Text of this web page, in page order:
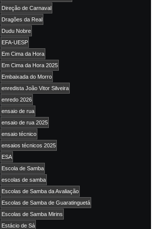
Direção de Carnaval
Dragões da Real
Dudu Nobre
EFA-UESP
Em Cima da Hora
Em Cima da Hora 2025
Embaixada do Morro
enredista João Vitor Silveira
enredo 2026
ensaio de rua
ensaio de rua 2025
ensaio técnico
ensaios técnicos 2025
ESA
Escola de Samba
escolas de samba
Escolas de Samba da Avaliação
Escolas de Samba de Guaratinguetá
Escolas de Samba Mirins
Estácio de Sá